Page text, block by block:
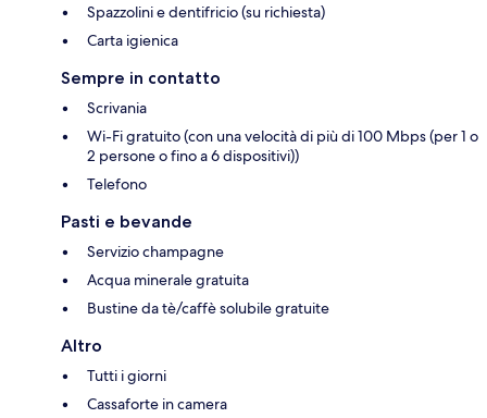
Spazzolini e dentifricio (su richiesta)
Carta igienica
Sempre in contatto
Scrivania
Wi-Fi gratuito (con una velocità di più di 100 Mbps (per 1 o
2 persone o fino a 6 dispositivi))
Telefono
Pasti e bevande
Servizio champagne
Acqua minerale gratuita
Bustine da tè/caffè solubile gratuite
Altro
Tutti i giorni
Cassaforte in camera